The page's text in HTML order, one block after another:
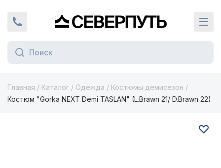
+7 (924) 924-16-46Вернуться на главную страницу
Главная / Каталог / Одежда / Костюмы демисезон /
Костюм "Gorka NEXT Demi TASLAN" (L.Brawn 21/ D.Brawn 22)